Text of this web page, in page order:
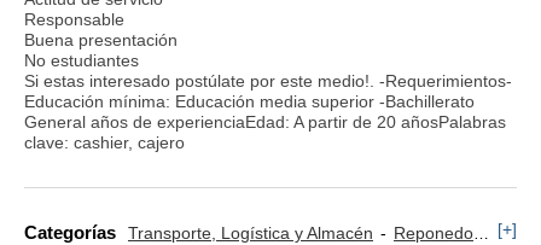
Responsable
Buena presentación
No estudiantes
Si estas interesado postúlate por este medio!. -Requerimientos-
Educación mínima: Educación media superior -Bachillerato
General años de experienciaEdad: A partir de 20 añosPalabras
clave: cashier, cajero
Categorías Transporte, Logística y Almacén Reponedor y Cajero [+]